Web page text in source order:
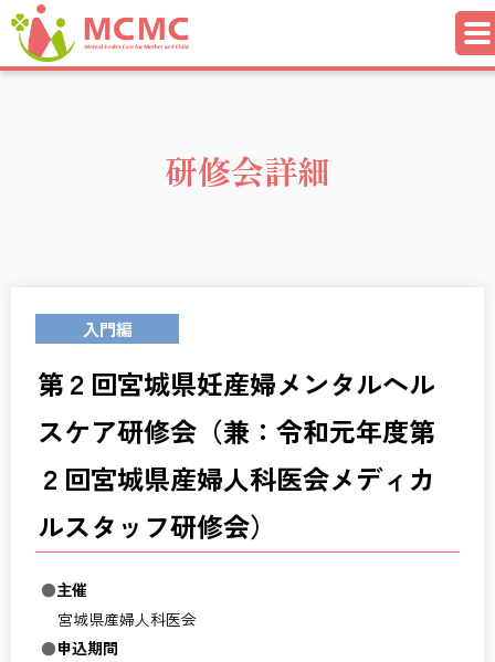
研修会詳細
入門編
第２回宮城県妊産婦メンタルヘル
スケア研修会（兼：令和元年度第
２回宮城県産婦人科医会メディカ
ルスタッフ研修会）
主催
宮城県産婦人科医会
申込期間